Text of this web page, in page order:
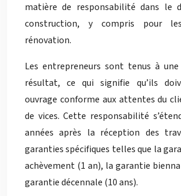
matière de responsabilité dans le
construction, y compris pour
rénovation.
Les entrepreneurs sont tenus à
résultat, ce qui signifie qu’ils
ouvrage conforme aux attentes du
de vices. Cette responsabilité
années après la réception des
garanties spécifiques telles que la
achèvement (1 an), la garantie
garantie décennale (10 ans).